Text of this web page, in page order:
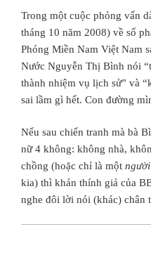
Trong một cuộc phỏng vấn
tháng 10 năm 2008) về số
Phóng Miền Nam Việt Nam
Nước Nguyễn Thị Bình nói
thành nhiệm vụ lịch sử” và
sai lầm gì hết. Con đường
Nếu sau chiến tranh mà bà
nữ 4 không: không nhà,
chồng (hoặc chỉ là một
kia) thì khán thính giả của
nghe đôi lời nói (khác) chân